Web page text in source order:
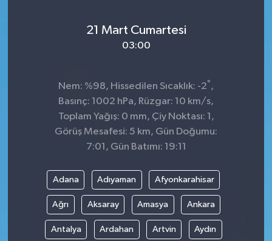
21 Mart Cumartesi
03:00
Nem: %98, Hissedilen Sıcaklık: -2° ,
Basınç: 1002 hPa, Rüzgar: 10 km/s,
Toplam Yağış: 0 mm, Çiy Noktası: 1,
Görüş Mesafesi: 5 km, Gün Doğumu:
7:01, Gün Batımı: 19:11
Adana Adıyaman Afyonkarahisar
Ağrı Aksaray Amasya Ankara
Antalya Ardahan Artvin Aydın